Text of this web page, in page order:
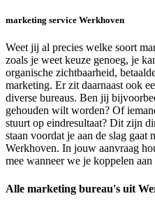
marketing service Werkhoven
Weet jij al precies welke soort
zoals je weet keuze genoeg, je
organische zichtbaarheid,
marketing. Er zit daarnaast ook
diverse bureaus. Ben jij
gehouden wilt worden? Of
stuurt op eindresultaat? Dit zijn
staan voordat je aan de slag gaat
Werkhoven. In jouw aanvraag
mee wanneer we je koppelen
Alle marketing bureau's uit